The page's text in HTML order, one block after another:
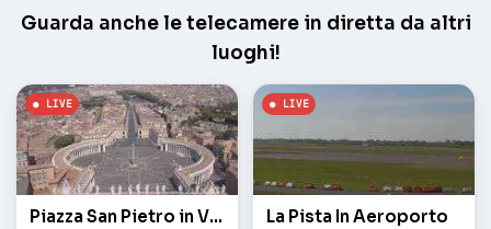
Guarda anche le telecamere in diretta da altri
luoghi!
Piazza San Pietro in Vaticano La Pista In Aeroporto